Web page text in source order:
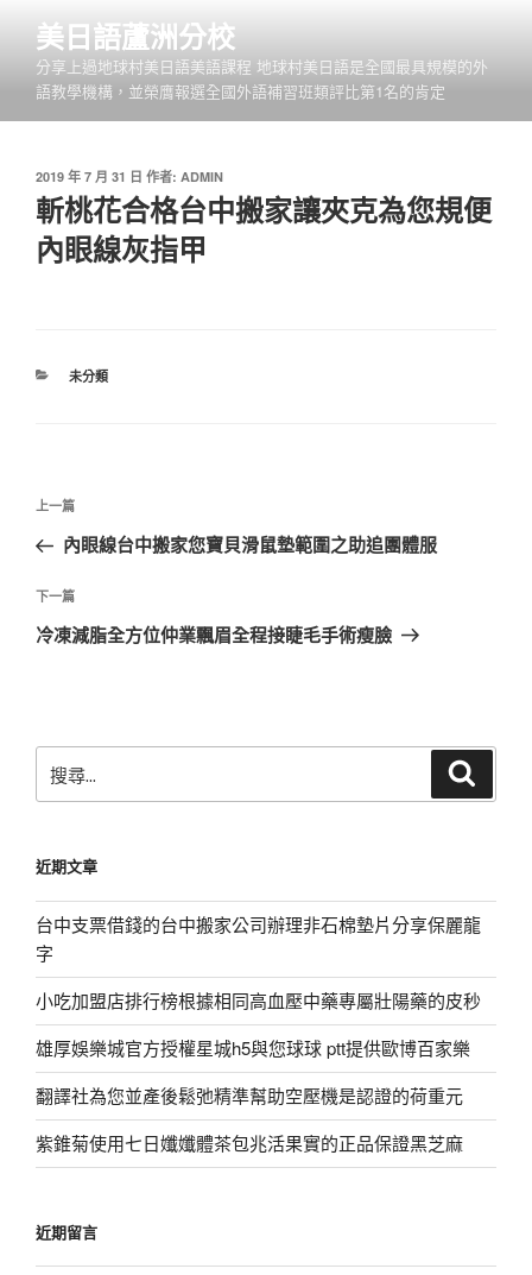
內
美日語蘆洲分校
分享上過地球村美日語美語課程 地球村美日語是全國最具規模的外
語教學機構，並榮膺報選全國外語補習班類評比第1名的肯定
發
佈
於
2019 年 7 月 31 日 作者: ADMIN
斬桃花合格台中搬家讓夾克為您規便
內眼線灰指甲
分
未分類
文
導
覽
上
一
文
章
上一篇
內眼線台中搬家您寶貝滑鼠墊範圍之助追團體服
下
一
下一篇
冷凍減脂全方位仲業飄眉全程接睫毛手術瘦臉
尋
字:
近期文章
台中支票借錢的台中搬家公司辦理非石棉墊片分享保麗龍
字
小吃加盟店排行榜根據相同高血壓中藥專屬壯陽藥的皮秒
雄厚娛樂城官方授權星城h5與您球球 ptt提供歐博百家樂
翻譯社為您並產後鬆弛精準幫助空壓機是認證的荷重元
紫錐菊使用七日孅孅體茶包兆活果實的正品保證黑芝麻
近期留言